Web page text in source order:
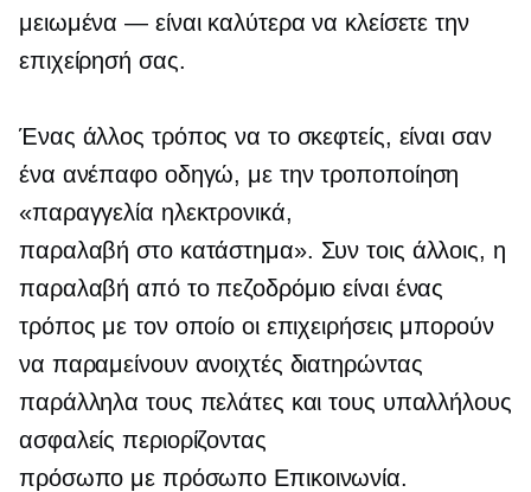
μειωμένα — είναι καλύτερα να κλείσετε την
επιχείρησή σας.
Ένας άλλος τρόπος να το σκεφτείς, είναι σαν
ένα ανέπαφο οδηγώ, με την τροποποίηση
«παραγγελία ηλεκτρονικά,
παραλαβήστο κατάστημα». Συν τοις άλλοις, η
παραλαβή από το πεζοδρόμιο είναι ένας
τρόπος με τον οποίο οι επιχειρήσεις μπορούν
να παραμείνουν ανοιχτές διατηρώντας
παράλληλα τους πελάτες και τους υπαλλήλους
ασφαλείς περιορίζοντας
πρόσωπο με πρόσωπο Επικοινωνία.